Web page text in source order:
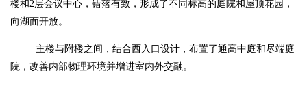
楼和2层会议中心，错落有致，形成了不同标高的庭院和屋顶花园，
向湖面开放。
主楼与附楼之间，结合西入口设计，布置了通高中庭和尽端庭
院，改善内部物理环境并增进室内外交融。